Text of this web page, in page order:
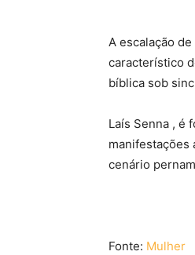
A escalação
característico
bíblica sob
Laís Senna , é
manifestações
cenário
Fonte: Mulher